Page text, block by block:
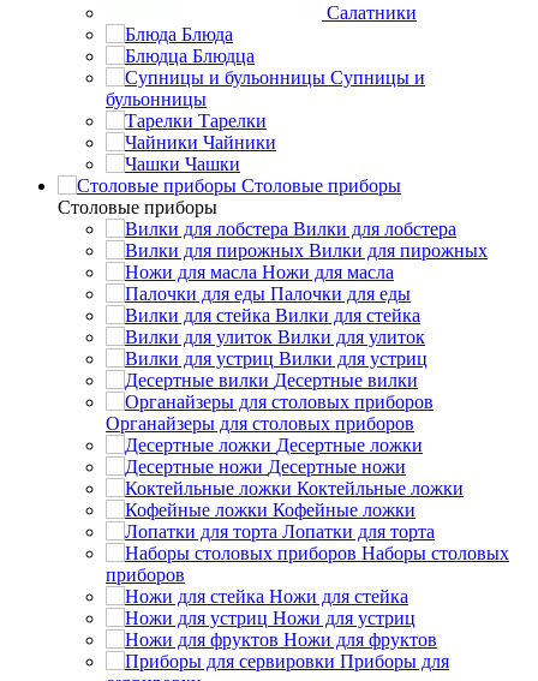
Салатники
Блюда
Блюдца
Супницы и
бульонницы
Тарелки
Чайники
Чашки
Cтоловые приборы
Cтоловые приборы
Вилки для лобстера
Вилки для пирожных
Ножи для масла
Палочки для еды
Вилки для стейка
Вилки для улиток
Вилки для устриц
Десертные вилки
Органайзеры для столовых приборов
Десертные ложки
Десертные ножи
Коктейльные ложки
Кофейные ложки
Лопатки для торта
Наборы столовых
приборов
Ножи для стейка
Ножи для устриц
Ножи для фруктов
Приборы для